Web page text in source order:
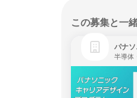
この募集と一
パナ
半導体